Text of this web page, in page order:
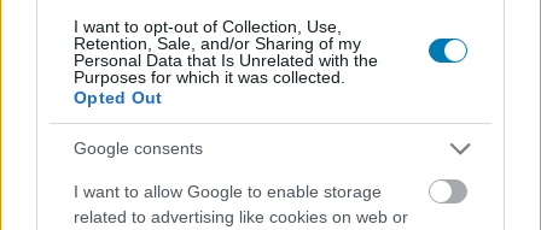
I want to opt-out of Collection, Use,
Retention, Sale, and/or Sharing of my
Personal Data that Is Unrelated with the
Purposes for which it was collected.
Opted Out
Google consents
I want to allow Google to enable storage
related to advertising like cookies on web or